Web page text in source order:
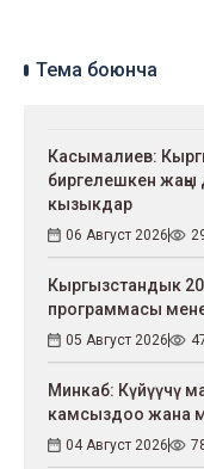
Тема боюнча
Касымалиев:
биргелешкен
кызыкдар
06 Август 2026
Кыргызстандык
программасы
05 Август 2026
Минкаб: Күйүүчү
камсыздоо жана
04 Август 2026